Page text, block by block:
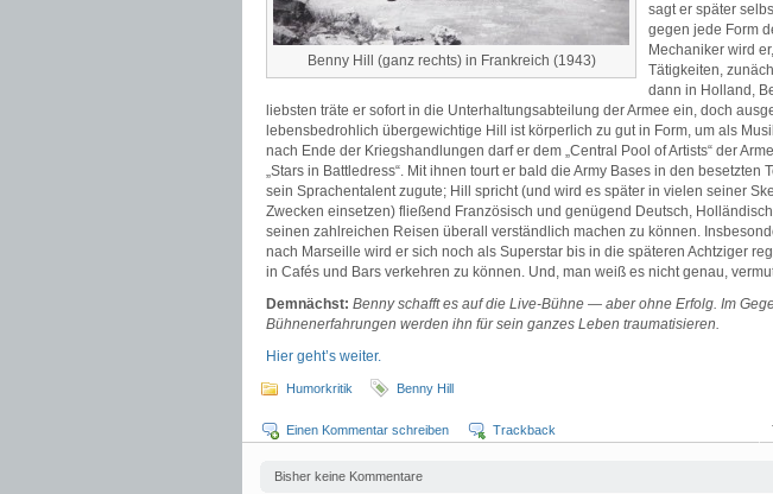
Benny Hill (ganz rechts) in Frankreich (1943)
sagt er später
gegen jede Form
Mechaniker wird
Tätigkeiten,
dann in Holland,
liebsten träte er sofort in die Unterhaltungsabteilung der Armee ein, doch
lebensbedrohlich übergewichtige Hill ist körperlich zu gut in Form, um als
nach Ende der Kriegshandlungen darf er dem „Central Pool of Artists“ der
„Stars in Battledress“. Mit ihnen tourt er bald die Army Bases in den besetzten
sein Sprachentalent zugute; Hill spricht (und wird es später in vielen seiner
Zwecken einsetzen) fließend Französisch und genügend Deutsch,
seinen zahlreichen Reisen überall verständlich machen zu können.
nach Marseille wird er sich noch als Superstar bis in die späteren Achtziger
in Cafés und Bars verkehren zu können. Und, man weiß es nicht genau,
Demnächst: Benny schafft es auf die Live-Bühne — aber ohne Erfolg. Im
Bühnenerfahrungen werden ihn für sein ganzes Leben traumatisieren.
Hier geht’s weiter.
Humorkritik Benny Hill
Einen Kommentar schreiben Trackback
Bisher keine Kommentare